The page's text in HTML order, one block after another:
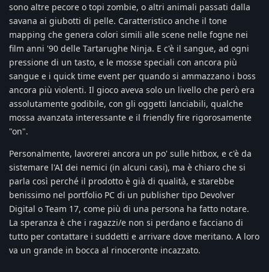
sono altre pecore o topi zombie, o altri animali passati dalla
savana ai giubotti di pelle. Caratteristico anche il tone
mapping che genera colori simili alle scene nelle fogne nei
film anni '90 delle Tartarughe Ninja. E c'è il sangue, ad ogni
pressione di un tasto, e le mosse speciali con ancora più
sangue e i quick time event per quando si ammazzano i boss
ancora più violenti. Il gioco aveva solo un livello che però era
assolutamente godibile, con gli oggetti lanciabili, qualche
mossa avanzata interessante e il friendly fire rigorosamente
"on".
Personalmente, lavorerei ancora un po' sulle hitbox, e c'è da
sistemare l'AI dei nemici (in alcuni casi), ma è chiaro che si
parla così perché il prodotto è già di qualità, e starebbe
benissimo nel portfolio PC di un publisher tipo Devolver
Digital o Team 17, come più di una persona ha fatto notare.
La speranza è che i ragazzi/e non si perdano e facciano di
tutto per contattare i suddetti e arrivare dove meritano. A loro
va un grande in bocca al rinoceronte incazzato.